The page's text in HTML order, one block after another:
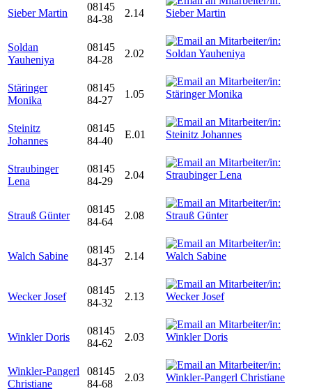
Sieber Martin
08145
84-38
2.14
Soldan
Yauheniya
08145
84-28
2.02
Stäringer
Monika
08145
84-27
1.05
Steinitz
Johannes
08145
84-40
E.01
Straubinger
Lena
08145
84-29
2.04
Strauß Günter
08145
84-64
2.08
Walch Sabine
08145
84-37
2.14
Wecker Josef
08145
84-32
2.13
Winkler Doris
08145
84-62
2.03
Winkler-Pangerl
Christiane
08145
84-68
2.03